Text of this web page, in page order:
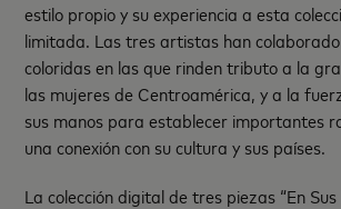
estilo propio y su experiencia a esta
limitada. Las tres artistas han
coloridas en las que rinden tributo a la
las mujeres de Centroamérica, y a la
sus manos para establecer importantes
una conexión con su cultura y sus países.
La colección digital de tres piezas “En Sus